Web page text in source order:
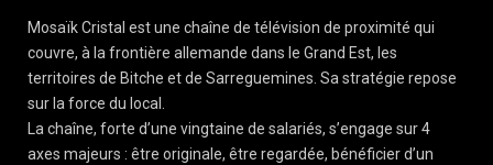
Mosaïk Cristal est une chaîne de télévision de proximité qui
couvre, à la frontière allemande dans le Grand Est, les
territoires de Bitche et de Sarreguemines. Sa stratégie repose
sur la force du local.
La chaîne, forte d’une vingtaine de salariés, s’engage sur 4
axes majeurs : être originale, être regardée, bénéficier d’un